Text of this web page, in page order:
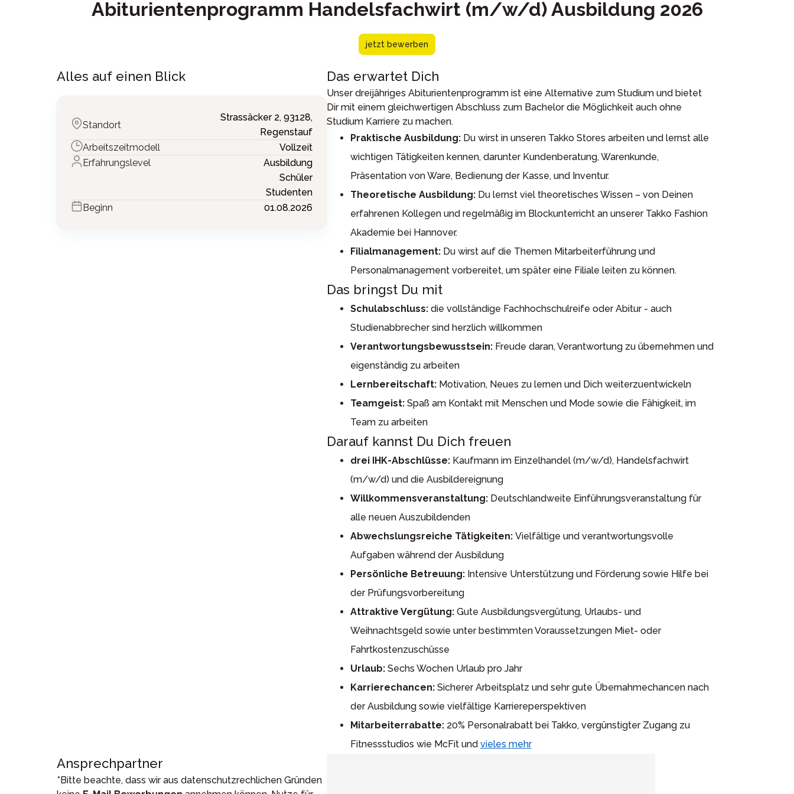
Abiturientenprogramm Handelsfachwirt (m/w/d) Ausbildung 2026
jetzt bewerben
Alles auf einen Blick
Standort
Strassäcker 2, 93128,
Regenstauf
Arbeitszeitmodell
Vollzeit
Erfahrungslevel
Ausbildung
Schüler
Studenten
Beginn
01.08.2026
Das erwartet Dich
Unser dreijähriges Abiturientenprogramm ist eine Alternative zum Studium und bietet
Dir mit einem gleichwertigen Abschluss zum Bachelor die Möglichkeit auch ohne
Studium Karriere zu machen.
Praktische Ausbildung: Du wirst in unseren Takko Stores arbeiten und lernst alle
wichtigen Tätigkeiten kennen, darunter Kundenberatung, Warenkunde,
Präsentation von Ware, Bedienung der Kasse, und Inventur.
Theoretische Ausbildung:Du lernst viel theoretisches Wissen – von Deinen
erfahrenen Kollegen und regelmäßig im Blockunterricht an unserer Takko Fashion
Akademie bei Hannover.
Filialmanagement:Du wirst auf die Themen Mitarbeiterführung und
Personalmanagement vorbereitet, um später eine Filiale leiten zu können.
Das bringst Du mit
Schulabschluss:die vollständige Fachhochschulreife oder Abitur - auch
Studienabbrecher sind herzlich willkommen
Verantwortungsbewusstsein:Freude daran, Verantwortung zu übernehmen und
eigenständig zu arbeiten
Lernbereitschaft:Motivation, Neues zu lernen und Dich weiterzuentwickeln
Teamgeist:Spaß am Kontakt mit Menschen und Mode sowie die Fähigkeit, im
Team zu arbeiten
Darauf kannst Du Dich freuen
drei IHK-Abschlüsse:Kaufmann im Einzelhandel (m/w/d), Handelsfachwirt
(m/w/d) und die Ausbildereignung
Willkommensveranstaltung:Deutschlandweite Einführungsveranstaltung für
alle neuen Auszubildenden
Abwechslungsreiche Tätigkeiten:Vielfältige und verantwortungsvolle
Aufgaben während der Ausbildung
Persönliche Betreuung:Intensive Unterstützung und Förderung sowie Hilfe bei
der Prüfungsvorbereitung
Attraktive Vergütung:Gute Ausbildungsvergütung, Urlaubs- und
Weihnachtsgeld sowie unter bestimmten Voraussetzungen Miet- oder
Fahrtkostenzuschüsse
Urlaub:Sechs Wochen Urlaub pro Jahr
Karrierechancen:Sicherer Arbeitsplatz und sehr gute Übernahmechancen nach
der Ausbildung sowie vielfältige Karriereperspektiven
Mitarbeiterrabatte:20% Personalrabatt bei Takko, vergünstigter Zugang zu
Fitnessstudios wie McFit und vieles mehr
Ansprechpartner
*Bitte beachte, dass wir aus datenschutzrechlichen Gründen